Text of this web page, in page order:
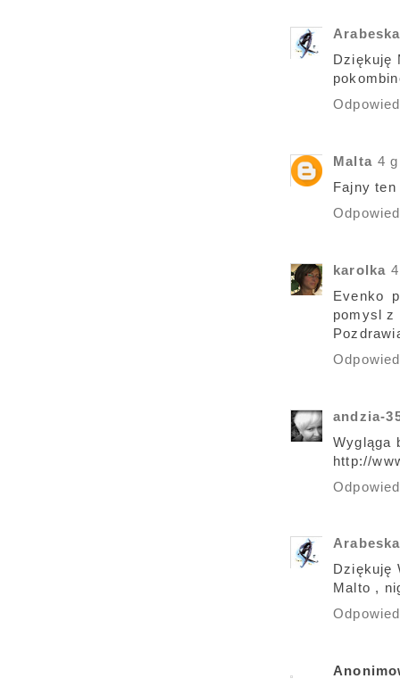
Dziękuję
Malta 4
Fajny
karolka
Evenko
pomysl z
andzia-
Wygląga
http://
Dziękuję
Malto ,